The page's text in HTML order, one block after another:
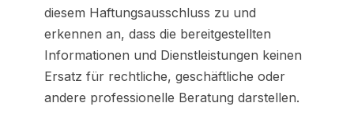
diesem Haftungsausschluss zu und
erkennen an, dass die bereitgestellten
Informationen und Dienstleistungen keinen
Ersatz für rechtliche, geschäftliche oder
andere professionelle Beratung darstellen.